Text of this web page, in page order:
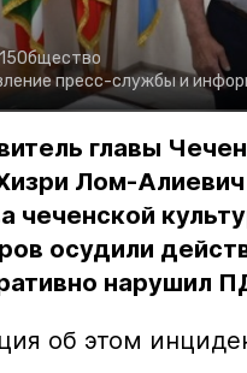
Общество
пресс-службы и
главы
Лом-
чеченской
осудили
нарушил
об этом